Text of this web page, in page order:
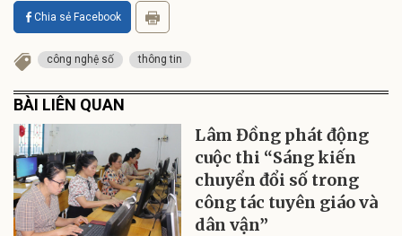
Chia sẻ Facebook
công nghệ số thông tin
BÀI LIÊN QUAN
Lâm Đồng phát động
cuộc thi “Sáng kiến
chuyển đổi số trong
công tác tuyên giáo và
dân vận”